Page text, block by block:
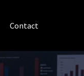
Contact